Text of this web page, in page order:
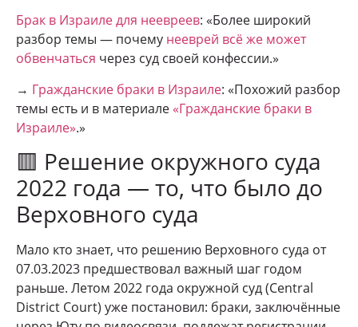
Брак в Израиле для неевреев: «Более широкий
разбор темы — почему нееврей всё же может
обвенчаться через суд своей конфессии.»
→ Гражданские браки в Израиле: «Похожий разбор
темы есть и в материале «Гражданские браки в
Израиле».»
🟥 Решение окружного суда
2022 года — то, что было до
Верховного суда
Мало кто знает, что решению Верховного суда от
07.03.2023 предшествовал важный шаг годом
раньше. Летом 2022 года окружной суд (Central
District Court) уже постановил: браки, заключённые